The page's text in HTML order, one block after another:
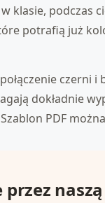
klasie, podczas
potrafią już
czerni
dokładnie
PDF
naszą